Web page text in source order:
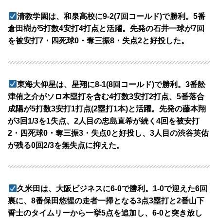
清教学園は、和泉高校に9-2(7回コールド)で勝利。5番
倉田樹が5打数4安打4打点と活躍。先発の石井一球が7回
を被安打7・四死球0・奪三振8・失点2と好投した。
東海大仰星は、星翔に8-1(8回コールド)で勝利。3番舩
津侑之介がソロ本塁打を含む4打数3安打2打点、5番落合
成陽が5打数3安打1打点(2塁打1本)と活躍。先発の藤本翔
が3回1/3を1失点、2人目の忠島直希が続く4回を被安打
2・四死球0・奪三振3・失点0と好投し、3人目の渋谷英佑
が残る0回2/3を無失点に抑えた。
久米田は、大阪ビジネスに6-0で勝利。1-0で迎えた6回
裏に、8番保田悠惺の走者一掃となる3点3塁打と2番山下
誓士のタイムリーから一挙5点を追加し、6-0と突き放し